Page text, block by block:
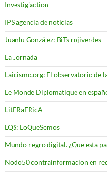
Investig'action
IPS agencia de noticias
Juanlu González: BiTs rojiverdes
La Jornada
Laicismo.org: El observatorio de
Le Monde Diplomatique en
LitERaFRicA
LQS: LoQueSomos
Mundo negro digital. ¿Que esta
Nodo50 contrainformacion en